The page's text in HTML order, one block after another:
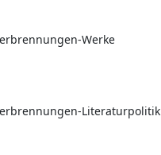
Werke
Literaturpolitik